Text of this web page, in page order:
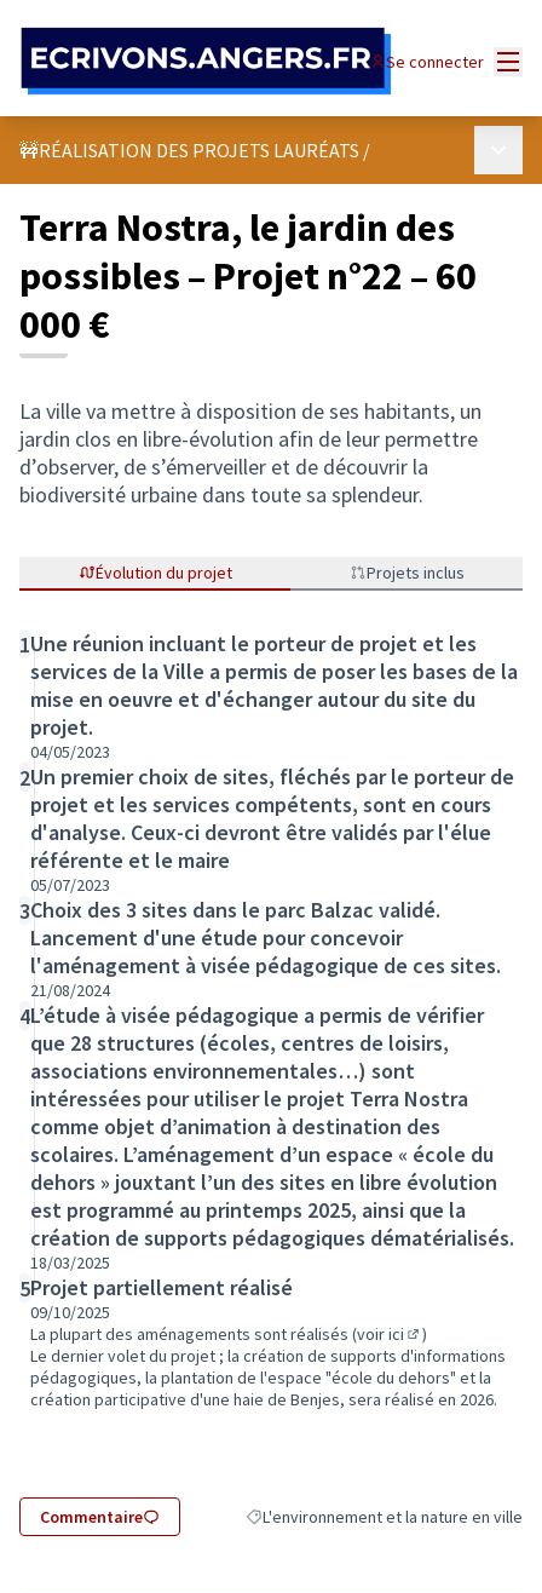
Se connecter
🚧RÉALISATION DES PROJETS LAURÉATS /
Terra Nostra, le jardin des
possibles – Projet n°22 – 60
000 €
La ville va mettre à disposition de ses habitants, un
jardin clos en libre-évolution afin de leur permettre
d’observer, de s’émerveiller et de découvrir la
biodiversité urbaine dans toute sa splendeur.
Évolution du projet Projets inclus
1Une réunion incluant le porteur de projet et les
services de la Ville a permis de poser les bases de la
mise en oeuvre et d'échanger autour du site du
projet.
04/05/2023
2Un premier choix de sites, fléchés par le porteur de
projet et les services compétents, sont en cours
d'analyse. Ceux-ci devront être validés par l'élue
référente et le maire
05/07/2023
3Choix des 3 sites dans le parc Balzac validé.
Lancement d'une étude pour concevoir
l'aménagement à visée pédagogique de ces sites.
21/08/2024
4L’étude à visée pédagogique a permis de vérifier
que 28 structures (écoles, centres de loisirs,
associations environnementales…) sont
intéressées pour utiliser le projet Terra Nostra
comme objet d’animation à destination des
scolaires. L’aménagement d’un espace « école du
dehors » jouxtant l’un des sites en libre évolution
est programmé au printemps 2025, ainsi que la
création de supports pédagogiques dématérialisés.
18/03/2025
5Projet partiellement réalisé
09/10/2025
La plupart des aménagements sont réalisés (voir ici
(Lien externe)
)
Le dernier volet du projet ; la création de supports d'informations
pédagogiques, la plantation de l'espace "école du dehors" et la
création participative d'une haie de Benjes, sera réalisé en 2026.
Commentaire Filtrer les résultats de la catégorie :
L'environnement et la nature en ville